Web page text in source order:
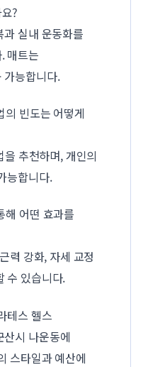
?
과 실내 운동화를
매트는
가능합니다.
의 빈도는 어떻게
추천하며, 개인의
능합니다.
해 어떤 효과를
력 강화, 자세 교정
수 있습니다.
테스 헬스
시 나운동에
스타일과 예산에